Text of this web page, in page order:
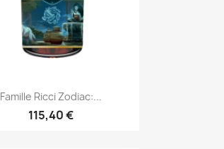
Aperçu rapide
Famille Ricci Zodiac:...
115,40 €